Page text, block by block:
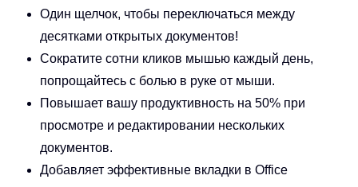
Один щелчок, чтобы переключаться между
десятками открытых документов!
Сократите сотни кликов мышью каждый день,
попрощайтесь с болью в руке от мыши.
Повышает вашу продуктивность на 50% при
просмотре и редактировании нескольких
документов.
Добавляет эффективные вкладки в Office